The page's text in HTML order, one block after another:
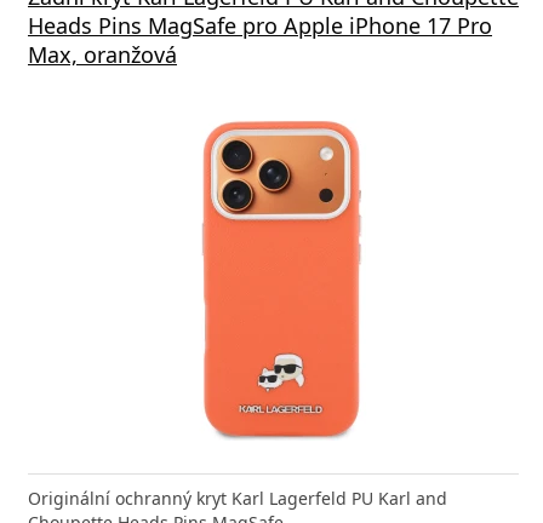
Heads Pins MagSafe pro Apple iPhone 17 Pro
Max, oranžová
Originální ochranný kryt Karl Lagerfeld PU Karl and